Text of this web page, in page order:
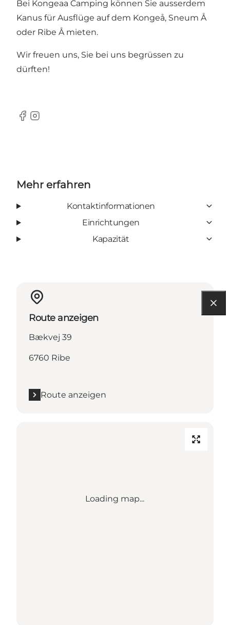
Bei Kongeaa Camping können Sie ausserdem
Kanus für Ausflüge auf dem Kongeå, Sneum Å
oder Ribe Å mieten.
Wir freuen uns, Sie bei uns begrüssen zu
dürften!
Facebook
Instagram
Mehr erfahren
Kontaktinformationen
Einrichtungen
Kapazität
Route anzeigen
Bækvej 39
6760 Ribe
Route anzeigen
Loading map...